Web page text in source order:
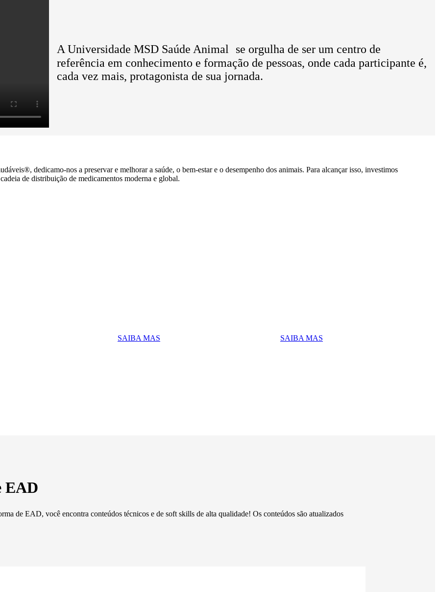
A Universidade MSD Saúde Animal se orgulha de ser um centro de
referência em conhecimento e formação de pessoas, onde cada participante é,
cada vez mais, protagonista de sua jornada.
dedicamo-nos a preservar e melhorar a saúde, o bem-estar e o desempenho dos animais. Para alcançar isso, investimos
de distribuição de medicamentos moderna e global.
SAIBA MAS SAIBA MAS
EAD
de EAD, você encontra conteúdos técnicos e de soft skills de alta qualidade! Os conteúdos são atualizados